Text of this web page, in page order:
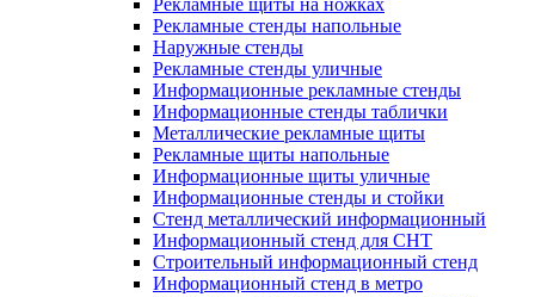
Рекламные щиты на ножках
Рекламные стенды напольные
Наружные стенды
Рекламные стенды уличные
Информационные рекламные стенды
Информационные стенды таблички
Металлические рекламные щиты
Рекламные щиты напольные
Информационные щиты уличные
Информационные стенды и стойки
Стенд металлический информационный
Информационный стенд для СНТ
Строительный информационный стенд
Информационный стенд в метро